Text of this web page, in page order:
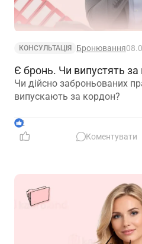
КОНСУЛЬТАЦІЯ Бронювання
Є бронь. Чи випустять за
Чи дійсно заброньованих
випускають за кордон?
2
Коментувати